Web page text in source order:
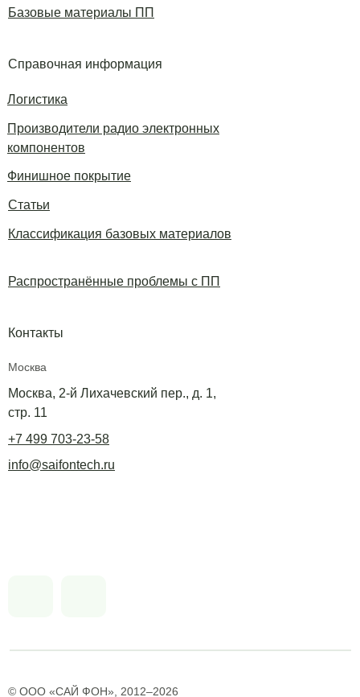
Контакты
Москва
Москва, 2-й Лихачевский пер., д. 1,
стр. 11
+7 499 703-23-58
info@saifontech.ru
Справочная информация
Статьи
Классификация базовых материалов
Распространённые проблемы с ПП
Базовые материалы ПП
Логистика
Финишное покрытие
© ООО «САЙ ФОН», 2012–2026
Производители радио электронных
компонентов